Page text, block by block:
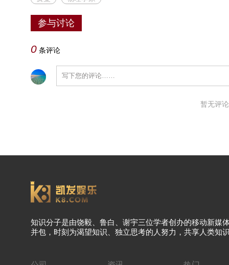
参与讨论
0 条评论
暂无评
知识分子是由饶毅、鲁白、谢宇三位学者创办的移动新媒
并包，时刻为渴望知识、独立思考的人努力，共享人类知